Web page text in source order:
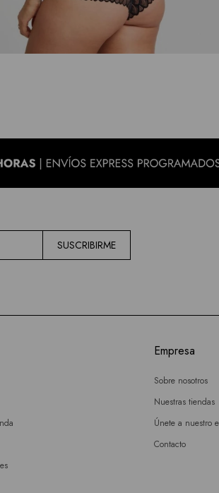
SUSCRIBIRME
Empresa
Sobre nosotros
Nuestras tiendas
Únete a nuestro
Contacto